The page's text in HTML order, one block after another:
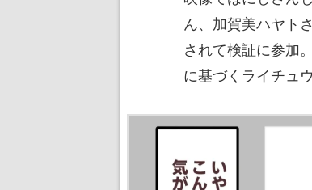
ん、加賀美ハヤト
されて検証に参加
に基づくライチュ